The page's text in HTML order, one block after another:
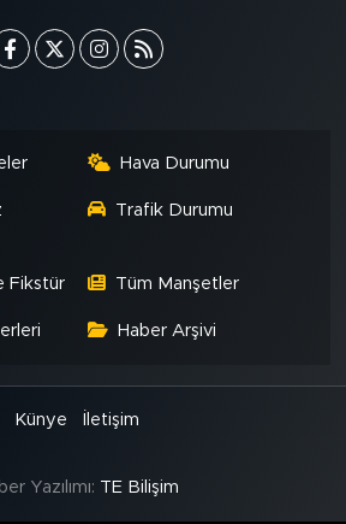
Hava Durumu
Trafik Durumu
Fikstür Tüm Manşetler
Haber Arşivi
Künye İletişim
Yazılımı: TE Bilişim